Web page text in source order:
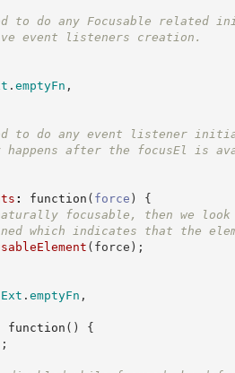
to do any Focusable related
event listeners creation.
. emptyFn ,
to do any event listener
after the focusEl is
: function ( force )
{
focusable, then we look
which indicates that the
( force ) ;
Ext . emptyFn ,
function ( )
{
;